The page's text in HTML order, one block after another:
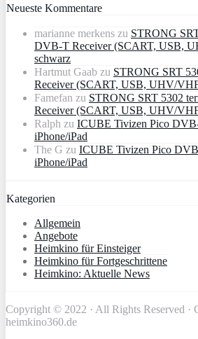
Neueste Kommentare
marianne merkens zu STRONG
DVB-T Receiver (SCART, USB,
schwarz
Hartmut Gaab zu STRONG SRT
Receiver (SCART, USB, UHV/
Famefan zu STRONG SRT 5302
Receiver (SCART, USB, UHV/
Ralph zu ICUBE Tivizen Pico
iPhone/iPad
The G zu ICUBE Tivizen Pico
iPhone/iPad
Kategorien
Allgemein
Angebote
Heimkino für Einsteiger
Heimkino für Fortgeschrittene
Heimkino: Aktuelle News
Copyright © 2022 · All Rights Reserved ·
heimkino360.de